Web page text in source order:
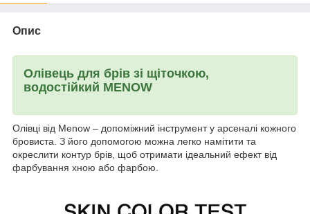
Опис
Олівець для брів зі щіточкою,
водостійкий MENOW
Олівці від Menow – допоміжний інструмент у арсеналі кожного
бровиста. З його допомогою можна легко намітити та
окреслити контур брів, щоб отримати ідеальний ефект від
фарбування хною або фарбою.